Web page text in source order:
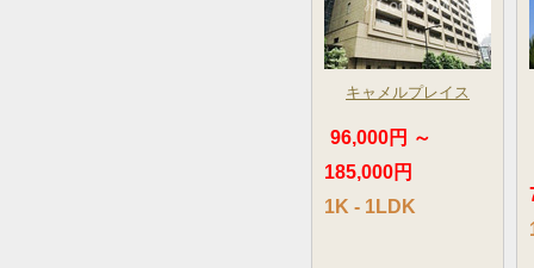
キャメルプレイス
96,000円 ～
185,000円
1K - 1LDK